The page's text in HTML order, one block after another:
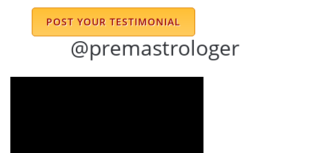
and honour them on priority. Supporting
staff is also very helpful and deals with
patience.
POST YOUR TESTIMONIAL
@premastrologer